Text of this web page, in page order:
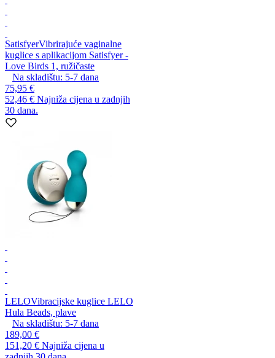
SatisfyerVibrirajuće vaginalne
kuglice s aplikacijom Satisfyer -
Love Birds 1, ružičaste
Na skladištu: 5-7 dana
75,95 €
52,46 € Najniža cijena u zadnjih
30 dana.
LELOVibracijske kuglice LELO
Hula Beads, plave
Na skladištu: 5-7 dana
189,00 €
151,20 € Najniža cijena u